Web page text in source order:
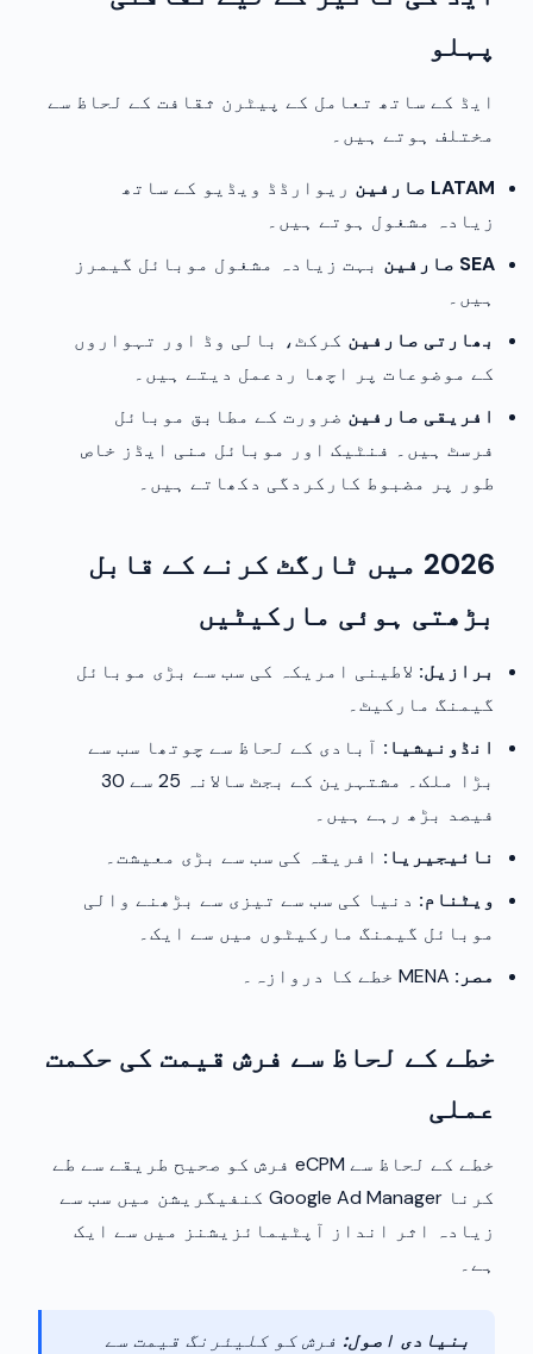
پہلو
ایڈ کے ساتھ تعامل کے پیٹرن ثقافت کے لحاظ سے
مختلف ہوتے ہیں۔
LATAM صارفین
ریوارڈڈ ویڈیو کے ساتھ
زیادہ مشغول ہوتے ہیں۔
SEA صارفین
بہت زیادہ مشغول موبائل گیمرز
ہیں۔
بھارتی صارفین کرکٹ، بالی وڈ اور تہواروں
کے موضوعات پر اچھا ردعمل دیتے ہیں۔
افریقی صارفین ضرورت کے مطابق موبائل
فرسٹ ہیں۔ فنٹیک اور موبائل منی ایڈز خاص
طور پر مضبوط کارکردگی دکھاتے ہیں۔
2026 میں ٹارگٹ کرنے کے قابل
بڑھتی ہوئی مارکیٹیں
برازیل: لاطینی امریکہ کی سب سے بڑی موبائل
گیمنگ مارکیٹ۔
انڈونیشیا: آبادی کے لحاظ سے چوتھا سب سے
بڑا ملک۔ مشتہرین کے بجٹ سالانہ 25 سے 30
فیصد بڑھ رہے ہیں۔
نائیجیریا: افریقہ کی سب سے بڑی معیشت۔
ویٹنام: دنیا کی سب سے تیزی سے بڑھنے والی
موبائل گیمنگ مارکیٹوں میں سے ایک۔
مصر:
خطے کے لحاظ سے فرش قیمت کی حکمت
عملی
خطے کے لحاظ سے eCPM فرش کو صحیح طریقے سے طے
کرنا Google Ad Manager کنفیگریشن میں سب سے
زیادہ اثر انداز آپٹیمائزیشنز میں سے ایک
ہے۔
بنیادی اصول: فرش کو کلیئرنگ قیمت سے